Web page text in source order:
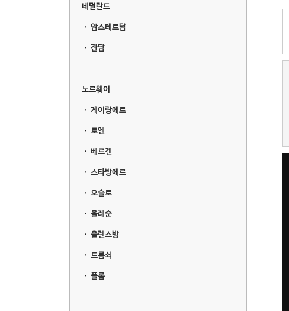
네덜란드
ㆍ 암스테르담
ㆍ 잔담
노르웨이
ㆍ 게이랑에르
ㆍ 로엔
ㆍ 베르겐
ㆍ 스타방에르
ㆍ 오슬로
ㆍ 올레순
ㆍ 울렌스방
ㆍ 트롬쇠
ㆍ 플롬